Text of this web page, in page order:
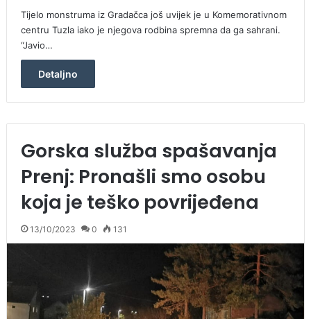
Tijelo monstruma iz Gradačca još uvijek je u Komemorativnom
centru Tuzla iako je njegova rodbina spremna da ga sahrani.
“Javio…
Detaljno
Gorska služba spašavanja
Prenj: Pronašli smo osobu
koja je teško povrijeđena
13/10/2023 0 131